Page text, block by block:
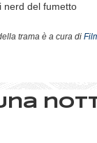
nerd del fumetto
trama è a cura di